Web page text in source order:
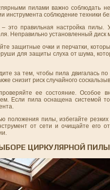
пилами важно соблюдать
инструмента соблюдение техники
это правильная настройка
Неправильно установленный диск
защитные очки и перчатки,
для защиты слуха от шума,
за тем, чтобы пила двигалась
снизит риск случайного
ее состояние. Особое
Если пила оснащена системой
положения пилы, избегайте
от сети и очищайте его
ЦИРКУЛЯРНОЙ